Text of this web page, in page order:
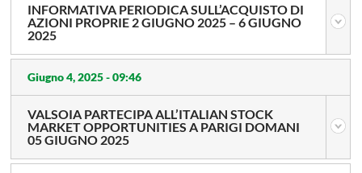
INFORMATIVA PERIODICA SULL’ACQUISTO DI
AZIONI PROPRIE 2 GIUGNO 2025 – 6 GIUGNO
2025
Giugno 4, 2025 -09:46
VALSOIA PARTECIPA ALL’ITALIAN STOCK
MARKET OPPORTUNITIES A PARIGI DOMANI
05 GIUGNO 2025